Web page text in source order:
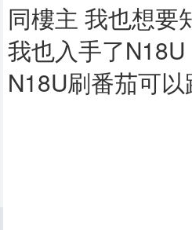
同樓主 我也想要
我也入手了N18U
N18U刷番茄可